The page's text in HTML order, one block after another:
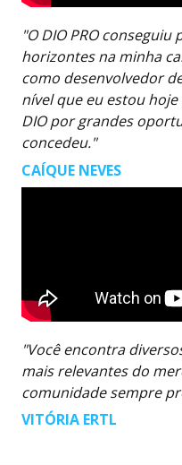
"O DIO PRO
horizontes na minha
como desenvolvedor
nível que eu estou
DIO por grandes
concedeu."
CAÍQUE NEVES
"Você encontra
mais relevantes do
comunidade sempre
VITÓRIA ERTL